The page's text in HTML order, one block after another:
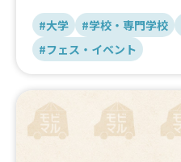
#大学 #学校・専門学校
#フェス・イベント